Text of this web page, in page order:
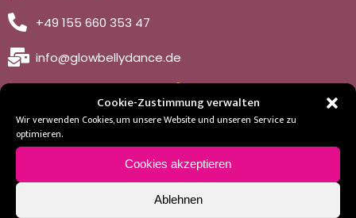
Cookie-Zustimmung verwalten
Wir verwenden Cookies, um unsere Website und unseren Service zu
optimieren.
Cookies akzeptieren
Ablehnen
+49 155 660 353 47
info@glowbellydance.de